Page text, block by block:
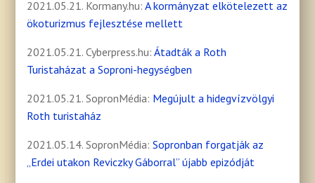
2021.05.21. Kormany.hu:A kormányzat elkötelezett az
ökoturizmus fejlesztése mellett
2021.05.21. Cyberpress.hu:Átadták a Roth
Turistaházat a Soproni-hegységben
2021.05.21. SopronMédia: Megújult a hidegvízvölgyi
Roth turistaház
2021.05.14. SopronMédia:Sopronban forgatják az
„Erdei utakon Reviczky Gáborral” újabb epizódját